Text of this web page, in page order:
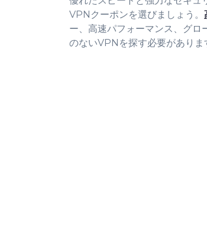
VPNクーポンを選びましょう。
ー、高速パフォーマンス、グロ
のないVPNを探す必要がありま